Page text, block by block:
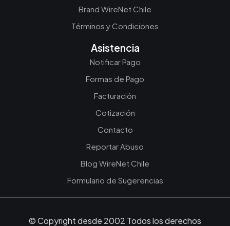
Brand WireNet Chile
Términos y Condiciones
Asistencia
Notificar Pago
Formas de Pago
Facturación
Cotización
Contacto
Reportar Abuso
Blog WireNet Chile
Formulario de Sugerencias
© Copyright desde 2002 Todos los derechos